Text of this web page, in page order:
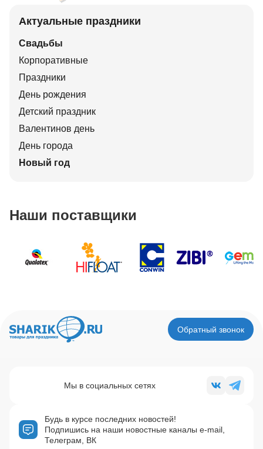
Актуальные праздники
Свадьбы
Корпоративные
Праздники
День рождения
Детский праздник
Валентинов день
День города
Новый год
Наши поставщики
Обратный звонок
Будь в курсе последних новостей!
Подпишись на наши новостные каналы e-mail,
Телеграм, ВК
Мы в социальных сетях